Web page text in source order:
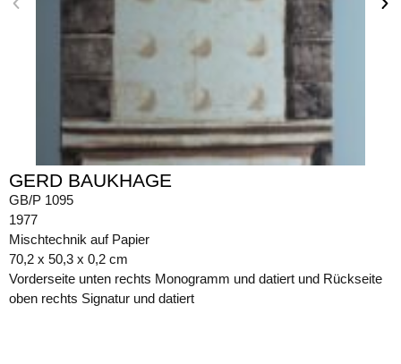
GERD BAUKHAGE
GB/P 1095
1977
Mischtechnik auf Papier
70,2 x 50,3 x 0,2 cm
Vorderseite unten rechts Monogramm und datiert und Rückseite
oben rechts Signatur und datiert